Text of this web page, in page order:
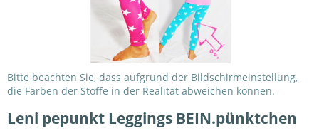
Bitte beachten Sie, dass aufgrund der Bildschirmeinstellung,
die Farben der Stoffe in der Realität abweichen können.
Leni pepunkt Leggings BEIN.pünktchen